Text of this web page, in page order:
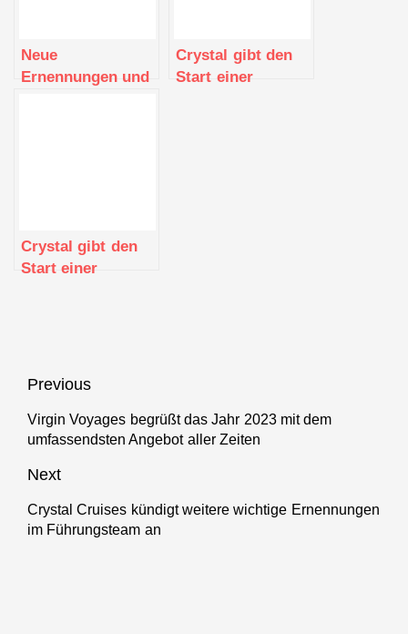
Neue
Ernennungen und
Crystal gibt den
Start einer
Crystal gibt den
Start einer
Beitragsnavigation
Previous
Previous
post:
Virgin Voyages begrüßt das Jahr 2023 mit dem
umfassendsten Angebot aller Zeiten
Next
Next
post:
Crystal Cruises kündigt weitere wichtige Ernennungen
im Führungsteam an